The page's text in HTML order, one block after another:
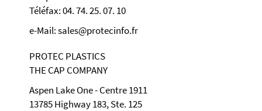
Téléfax: 04. 74. 25. 07. 10
e-Mail: sales@protecinfo.fr
PROTEC PLASTICS
THE CAP COMPANY
Aspen Lake One - Centre 1911
13785 Highway 183, Ste. 125